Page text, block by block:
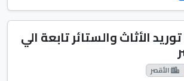
الأثاث والستائر تابعة الي
الأقصر